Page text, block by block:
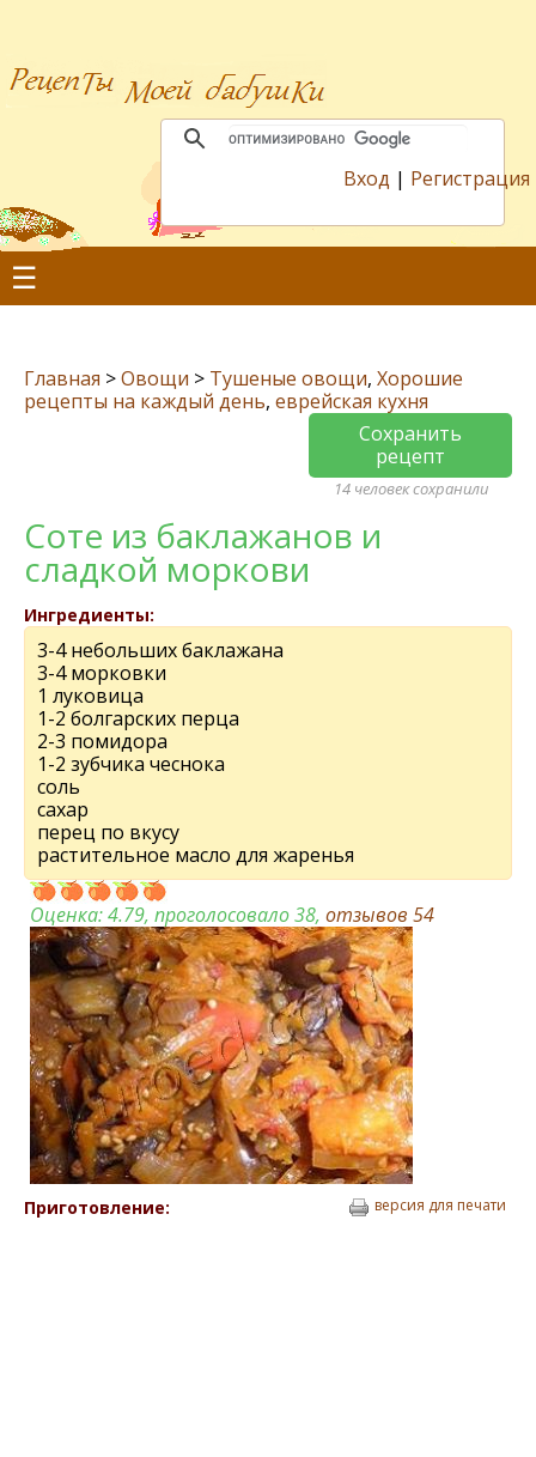
Вход | Регистрация
☰
Главная >Овощи > Тушеные овощи, Хорошие
рецепты на каждый день, еврейская кухня
Сохранить
рецепт
14 человек сохранили
Соте из баклажанов и
сладкой моркови
Ингредиенты:
3-4 небольших баклажана
3-4 морковки
1 луковица
1-2 болгарских перца
2-3 помидора
1-2 зубчика чеснока
соль
сахар
перец по вкусу
растительное масло для жаренья
Оценка:4.79, проголосовало 38, отзывов 54
Приготовление: версия для печати